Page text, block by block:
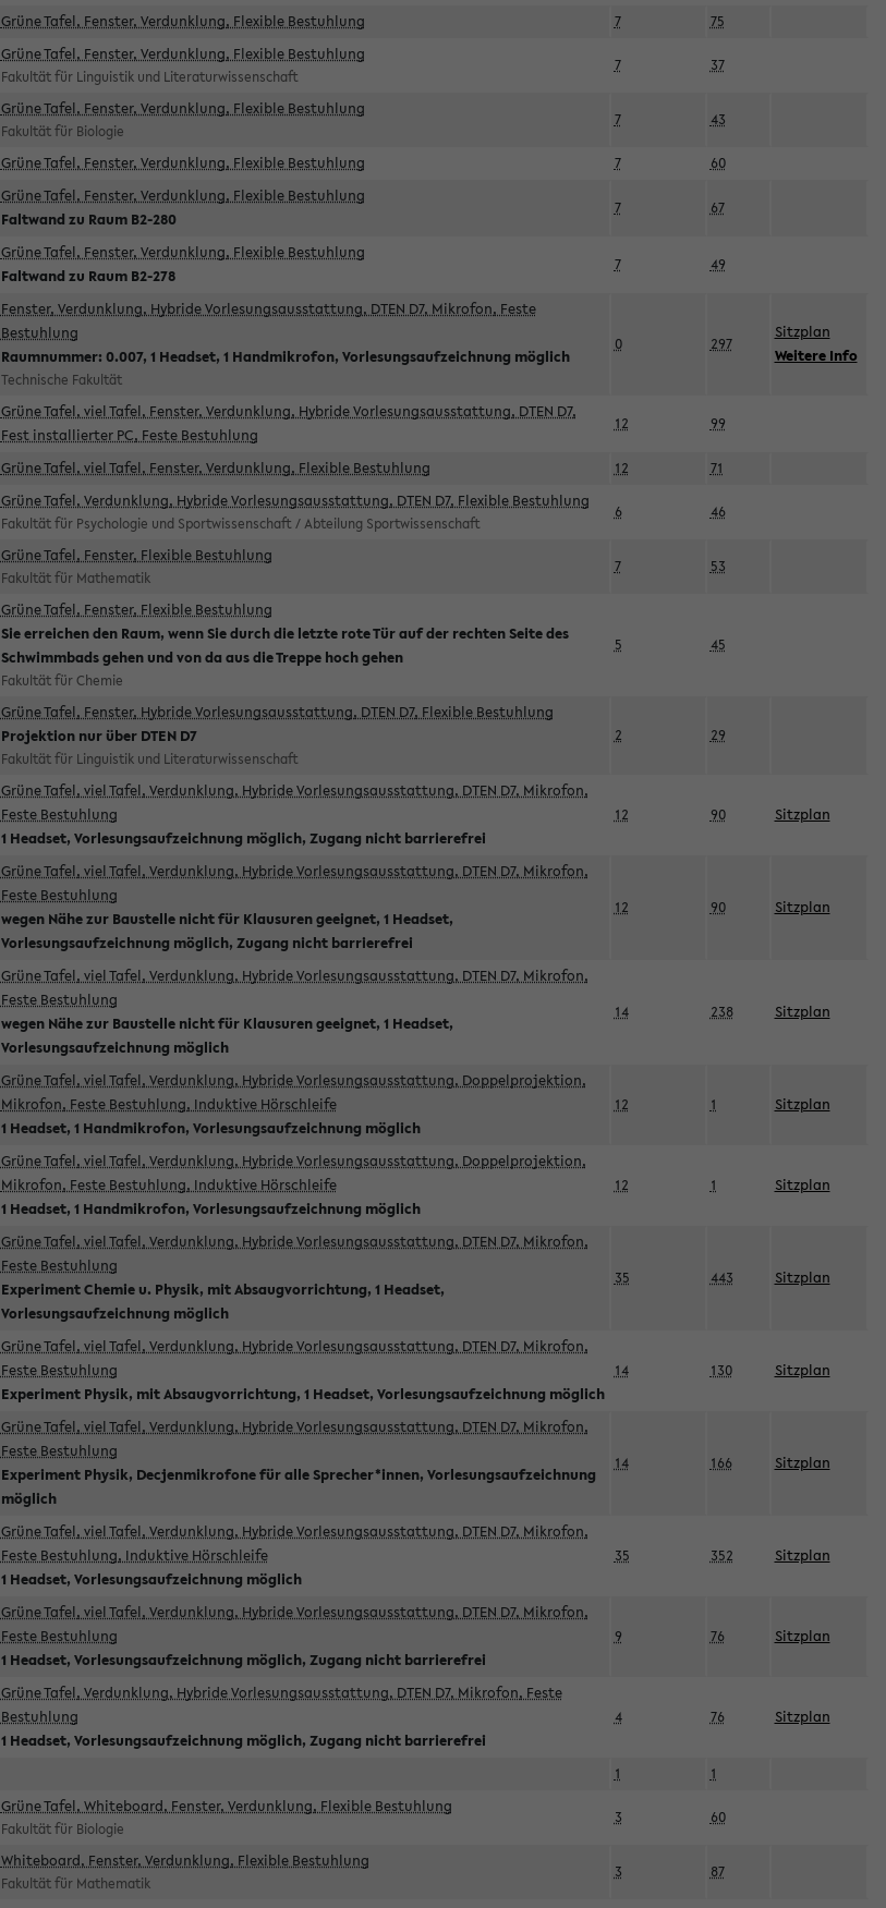
Grüne Tafel, Fenster, Verdunklung, Flexible Bestuhlung 7 75
Grüne Tafel, Fenster, Verdunklung, Flexible Bestuhlung
Fakultät für Linguistik und Literaturwissenschaft
7 37
Grüne Tafel, Fenster, Verdunklung, Flexible Bestuhlung
Fakultät für Biologie
7 43
Grüne Tafel, Fenster, Verdunklung, Flexible Bestuhlung 7 60
Grüne Tafel, Fenster, Verdunklung, Flexible Bestuhlung
Faltwand zu Raum B2-280
7 67
Grüne Tafel, Fenster, Verdunklung, Flexible Bestuhlung
Faltwand zu Raum B2-278
7 49
Fenster, Verdunklung, Hybride Vorlesungsausstattung, DTEN D7, Mikrofon, Feste
Bestuhlung
Raumnummer: 0.007, 1 Headset, 1 Handmikrofon, Vorlesungsaufzeichnung möglich
Technische Fakultät
0 297
Sitzplan
Weitere Info
Grüne Tafel, viel Tafel, Fenster, Verdunklung, Hybride Vorlesungsausstattung, DTEN D7,
Fest installierter PC, Feste Bestuhlung
12 99
Grüne Tafel, viel Tafel, Fenster, Verdunklung, Flexible Bestuhlung 12 71
Grüne Tafel, Verdunklung, Hybride Vorlesungsausstattung, DTEN D7, Flexible Bestuhlung
Fakultät für Psychologie und Sportwissenschaft / Abteilung Sportwissenschaft
6 46
Grüne Tafel, Fenster, Flexible Bestuhlung
Fakultät für Mathematik
7 53
Grüne Tafel, Fenster, Flexible Bestuhlung
Sie erreichen den Raum, wenn Sie durch die letzte rote Tür auf der rechten Seite des
Schwimmbads gehen und von da aus die Treppe hoch gehen
Fakultät für Chemie
5 45
Grüne Tafel, Fenster, Hybride Vorlesungsausstattung, DTEN D7, Flexible Bestuhlung
Projektion nur über DTEN D7
Fakultät für Linguistik und Literaturwissenschaft
2 29
Grüne Tafel, viel Tafel, Verdunklung, Hybride Vorlesungsausstattung, DTEN D7, Mikrofon,
Feste Bestuhlung
1 Headset, Vorlesungsaufzeichnung möglich, Zugang nicht barrierefrei
12 90 Sitzplan
Grüne Tafel, viel Tafel, Verdunklung, Hybride Vorlesungsausstattung, DTEN D7, Mikrofon,
Feste Bestuhlung
wegen Nähe zur Baustelle nicht für Klausuren geeignet, 1 Headset,
Vorlesungsaufzeichnung möglich, Zugang nicht barrierefrei
12 90 Sitzplan
Grüne Tafel, viel Tafel, Verdunklung, Hybride Vorlesungsausstattung, DTEN D7, Mikrofon,
Feste Bestuhlung
wegen Nähe zur Baustelle nicht für Klausuren geeignet, 1 Headset,
Vorlesungsaufzeichnung möglich
14 238 Sitzplan
Grüne Tafel, viel Tafel, Verdunklung, Hybride Vorlesungsausstattung, Doppelprojektion,
Mikrofon, Feste Bestuhlung, Induktive Hörschleife
1 Headset, 1 Handmikrofon, Vorlesungsaufzeichnung möglich
12 1 Sitzplan
Grüne Tafel, viel Tafel, Verdunklung, Hybride Vorlesungsausstattung, Doppelprojektion,
Mikrofon, Feste Bestuhlung, Induktive Hörschleife
1 Headset, 1 Handmikrofon, Vorlesungsaufzeichnung möglich
12 1 Sitzplan
Grüne Tafel, viel Tafel, Verdunklung, Hybride Vorlesungsausstattung, DTEN D7, Mikrofon,
Feste Bestuhlung
Experiment Chemie u. Physik, mit Absaugvorrichtung, 1 Headset,
Vorlesungsaufzeichnung möglich
35 443 Sitzplan
Grüne Tafel, viel Tafel, Verdunklung, Hybride Vorlesungsausstattung, DTEN D7, Mikrofon,
Feste Bestuhlung
Experiment Physik, mit Absaugvorrichtung, 1 Headset, Vorlesungsaufzeichnung möglich
14 130 Sitzplan
Grüne Tafel, viel Tafel, Verdunklung, Hybride Vorlesungsausstattung, DTEN D7, Mikrofon,
Feste Bestuhlung
Experiment Physik, Decjenmikrofone für alle Sprecher*innen, Vorlesungsaufzeichnung
möglich
14 166 Sitzplan
Grüne Tafel, viel Tafel, Verdunklung, Hybride Vorlesungsausstattung, DTEN D7, Mikrofon,
Feste Bestuhlung, Induktive Hörschleife
1 Headset, Vorlesungsaufzeichnung möglich
35 352 Sitzplan
Grüne Tafel, viel Tafel, Verdunklung, Hybride Vorlesungsausstattung, DTEN D7, Mikrofon,
Feste Bestuhlung
1 Headset, Vorlesungsaufzeichnung möglich, Zugang nicht barrierefrei
9 76 Sitzplan
Grüne Tafel, Verdunklung, Hybride Vorlesungsausstattung, DTEN D7, Mikrofon, Feste
Bestuhlung
1 Headset, Vorlesungsaufzeichnung möglich, Zugang nicht barrierefrei
4 76 Sitzplan
1 1
Grüne Tafel, Whiteboard, Fenster, Verdunklung, Flexible Bestuhlung
Fakultät für Biologie
3 60
Whiteboard, Fenster, Verdunklung, Flexible Bestuhlung
Fakultät für Mathematik
3 87